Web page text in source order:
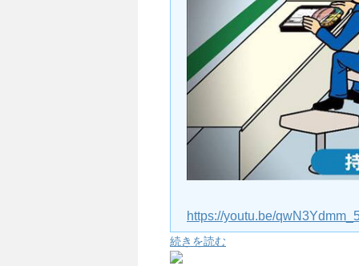
https://youtu.be/
続きを読む